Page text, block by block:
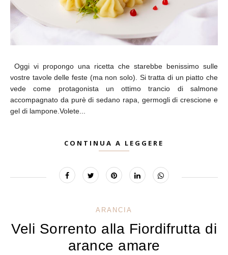
Oggi vi propongo una ricetta che starebbe benissimo sulle
vostre tavole delle feste (ma non solo). Si tratta di un piatto che
vede come protagonista un ottimo trancio di salmone
accompagnato da purè di sedano rapa, germogli di crescione e
gel di lampone.Volete...
CONTINUA A LEGGERE
ARANCIA
Veli Sorrento alla Fiordifrutta di
arance amare